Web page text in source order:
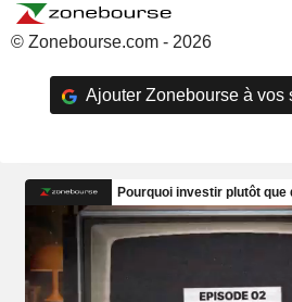
© Zonebourse.com - 2026
Ajouter Zonebourse à vos